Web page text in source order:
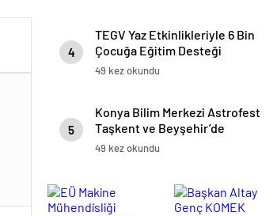
4
TEGV Yaz Etkinlikleriyle 6 Bin
Çocuğa Eğitim Desteği
49 kez okundu
5
Konya Bilim Merkezi Astrofest
Taşkent ve Beyşehir’de
Gökyüzü Meraklılarını
49 kez okundu